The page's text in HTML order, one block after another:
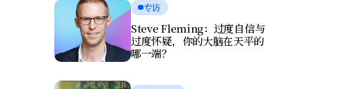
专访
Steve Fleming：过度自信与
过度怀疑，你的大脑在天平的
哪一端？